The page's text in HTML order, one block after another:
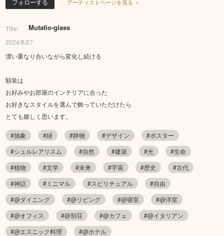
アーティストページを見る ＞
Title: Mutatio-glass
2024/8/27
漂い重なり合いながら変化し続ける
額装は
お好みやお部屋のインテリアに合った
お好きなスタイルを選んで飾っていただけたら
とても嬉しく思います。
#抽象 #緑 #静物 #デザイン
#ポスター
#シュルレアリスム
#自然 #建築 #光
#生命
#植物
#文学 #未来 #宇宙 #歴史
#古代
#神話
#ミニマル #スピリチュアル
#自由
#@ダイニング
#@リビング #@寝室
#@洋室
#@オフィス
#@別荘 #@カフェ
#@イタリアン
#@エスニック料理
#@ホテル